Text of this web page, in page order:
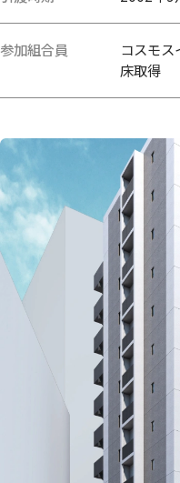
参加組合員
コスモ
床取得